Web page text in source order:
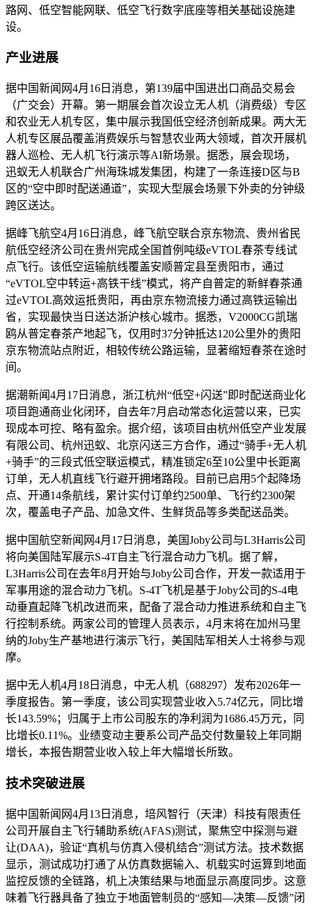
路网、低空智能网联、低空飞行数字底座等相关基础设施建
设。
产业进展
据中国新闻网4月16日消息，第139届中国进出口商品交易会
（广交会）开幕。第一期展会首次设立无人机（消费级）专区
和农业无人机专区，集中展示我国低空经济创新成果。两大无
人机专区展品覆盖消费娱乐与智慧农业两大领域，首次开展机
器人巡检、无人机飞行演示等AI新场景。据悉，展会现场，
迅蚁无人机联合广州海珠城发集团，构建了一条连接D区与B
区的“空中即时配送通道”，实现大型展会场景下外卖的分钟级
跨区送达。
据峰飞航空4月16日消息，峰飞航空联合京东物流、贵州省民
航低空经济公司在贵州完成全国首例吨级eVTOL春茶专线试
点飞行。该低空运输航线覆盖安顺普定县至贵阳市，通过
“eVTOL空中转运+高铁干线”模式，将产自普定的新鲜春茶通
过eVTOL高效运抵贵阳，再由京东物流接力通过高铁运输出
省，实现最快当日送达浙沪核心城市。据悉，V2000CG凯瑞
鸥从普定春茶产地起飞，仅用时37分钟抵达120公里外的贵阳
京东物流站点附近，相较传统公路运输，显著缩短春茶在途时
间。
据潮新闻4月17日消息，浙江杭州“低空+闪送”即时配送商业化
项目跑通商业化闭环，自去年7月启动常态化运营以来，已实
现成本可控、略有盈余。据介绍，该项目由杭州低空产业发展
有限公司、杭州迅蚁、北京闪送三方合作，通过“骑手+无人机
+骑手”的三段式低空联运模式，精准锁定6至10公里中长距离
订单，无人机直线飞行避开拥堵路段。目前已启用5个起降场
点、开通14条航线，累计实付订单约2500单、飞行约2300架
次，覆盖电子产品、加急文件、生鲜货品等多类配送品类。
据中国航空新闻网4月17日消息，美国Joby公司与L3Harris公司
将向美国陆军展示S-4T自主飞行混合动力飞机。据了解，
L3Harris公司在去年8月开始与Joby公司合作，开发一款适用于
军事用途的混合动力飞机。S-4T飞机是基于Joby公司的S-4电
动垂直起降飞机改进而来，配备了混合动力推进系统和自主飞
行控制系统。两家公司的管理人员表示，4月末将在加州马里
纳的Joby生产基地进行演示飞行，美国陆军相关人士将参与观
摩。
据中无人机4月18日消息，中无人机（688297）发布2026年一
季度报告。第一季度，该公司实现营业收入5.74亿元，同比增
长143.59%；归属于上市公司股东的净利润为1686.45万元，同
比增长0.11%。业绩变动主要系公司产品交付数量较上年同期
增长，本报告期营业收入较上年大幅增长所致。
技术突破进展
据中国新闻网4月13日消息，培风智行（天津）科技有限责任
公司开展自主飞行辅助系统(AFAS)测试，聚焦空中探测与避
让(DAA)，验证“真机与仿真入侵机结合”测试方法。技术数据
显示，测试成功打通了从仿真数据输入、机载实时运算到地面
监控反馈的全链路，机上决策结果与地面显示高度同步。这意
味着飞行器具备了独立于地面管制员的“感知—决策—反馈”闭